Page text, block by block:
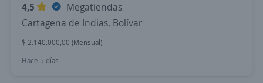
4,5
Megatiendas
Cartagena de Indias, Bolívar
$ 2.140.000,00 (Mensual)
Hace 5 días